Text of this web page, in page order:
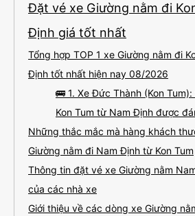
Đặt vé xe Giường nằm đi
Định giá tốt nhất
Tổng hợp TOP 1 xe Giường nằm đi
Định tốt nhất hiện nay 08/2026
🚌 1. Xe Đức Thành (Kon
Kon Tum từ Nam Định được
Những thắc mắc mà hàng khách
Giường nằm đi Nam Định từ Kon Tum
Thông tin đặt vé xe Giường nằm
của các nhà xe
Giới thiệu về các dòng xe Giường